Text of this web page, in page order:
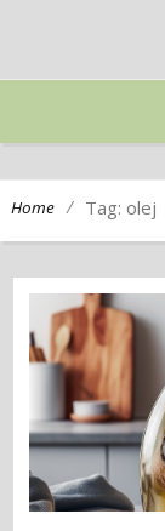
Home / Tag: olej